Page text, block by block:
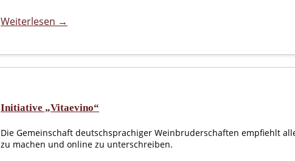
Weiterlesen →
Initiative „Vitaevino“
Die Gemeinschaft deutschsprachiger Weinbruderschaften empfiehlt
zu machen und online zu unterschreiben.